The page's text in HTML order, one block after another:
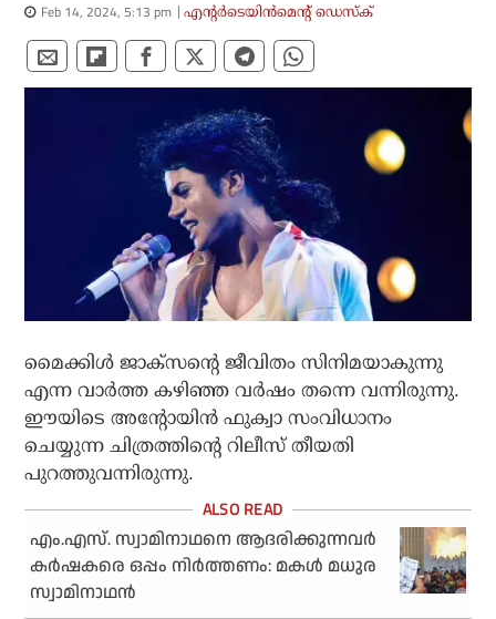
Feb 14, 2024, 5:13 pm എന്റര്‍ടെയിന്‍മെന്റ് ഡെസ്‌ക്
മൈക്കിള്‍ ജാക്സന്റെ ജീവിതം സിനിമയാകുന്നു
എന്ന വാര്‍ത്ത കഴിഞ്ഞ വര്‍ഷം തന്നെ വന്നിരുന്നു.
ഈയിടെ അന്റോയിന്‍ ഫുക്വാ സംവിധാനം
ചെയ്യുന്ന ചിത്രത്തിന്റെ റിലീസ് തീയതി
പുറത്തുവന്നിരുന്നു.
എം.എസ്. സ്വാമിനാഥനെ ആദരിക്കുന്നവർ
കർഷകരെ ഒപ്പം നിർത്തണം: മകൾ മധുര
സ്വാമിനാഥൻ